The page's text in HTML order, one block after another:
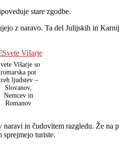
stare zgodbe.
z naravo. Ta del Julijskih in
Višarje so
romarska pot
ljudstev –
Slovanov,
Nemcev in
Romanov
in čudovitem razgledu. Že
turiste.